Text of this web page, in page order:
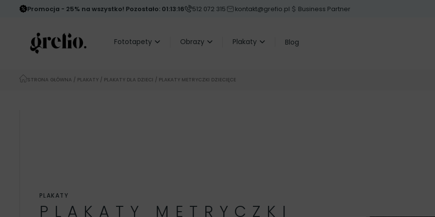
Promocja - 25% na wszystko! Pozostało: 01:13:15 512 072 315 kontakt@grefio.pl Business Partner
Fototapety Obrazy Plakaty Blog
STRONA GŁÓWNA / PLAKATY / PLAKATY DLA DZIECI / PLAKATY METRYCZKI DZIECIĘCE
PLAKATY
PLAKATY METRYCZKI